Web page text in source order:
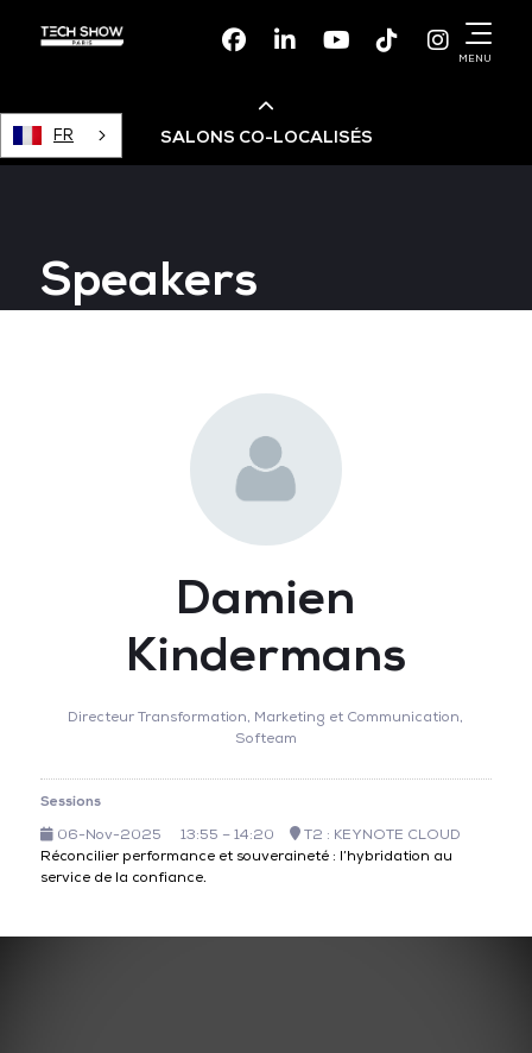
FacebookLinkedinYoutubeTikTok
MENU
FR SALONS CO-LOCALISÉS
Devops Live
Data & AI Leaders Summit
Speakers
Damien
Kindermans
Directeur Transformation, Marketing et Communication,
Softeam
Sessions
06-Nov-2025
13:55 – 14:20
T2 : KEYNOTE CLOUD
Réconcilier performance et souveraineté : l’hybridation au
service de la confiance.